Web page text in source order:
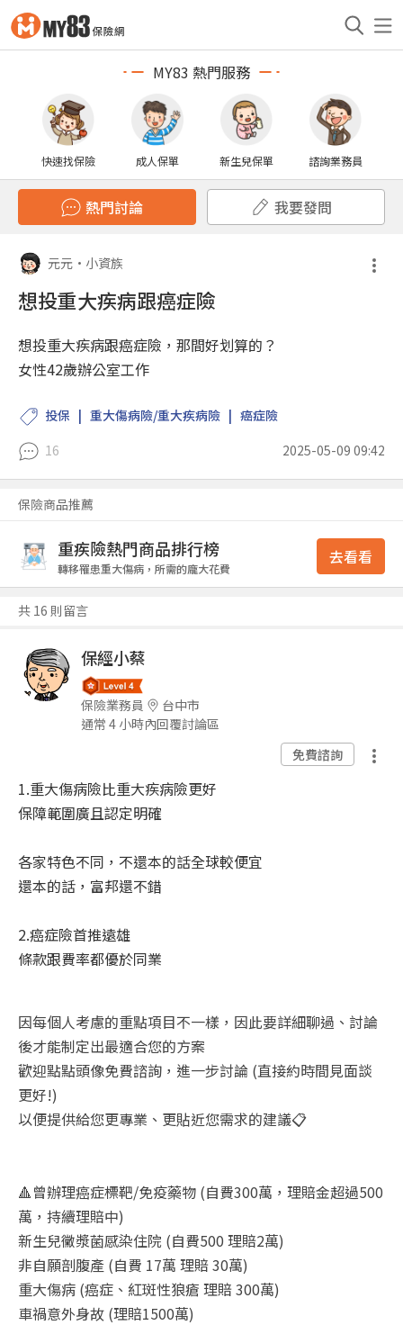
MY83 熱門服務
快速找保險 成人保單 新生兒保單 諮詢業務員
熱門討論 我要發問
元元 • 小資族
想投重大疾病跟癌症險
想投重大疾病跟癌症險，那間好划算的？
女性42歲辦公室工作
投保 重大傷病險/重大疾病險
癌症險
16
2025-05-09 09:42
保險商品推薦
重疾險熱門商品排行榜
轉移罹患重大傷病，所需的龐大花費
去看看
共 16 則留言
保經小蔡
保險業務員
台中市
通常 4 小時內回覆討論區
免費諮詢
1.重大傷病險比重大疾病險更好
保障範圍廣且認定明確
各家特色不同，不還本的話全球較便宜
還本的話，富邦還不錯
2.癌症險首推遠雄
條款跟費率都優於同業
因每個人考慮的重點項目不一樣，因此要詳細聊過、討論
後才能制定出最適合您的方案
歡迎點點頭像免費諮詢，進一步討論 (直接約時間見面談
更好!)
以便提供給您更專業、更貼近您需求的建議📋
🔺️曾辦理癌症標靶/免疫藥物 (自費300萬，理賠金超過500
萬，持續理賠中)
新生兒黴漿菌感染住院 (自費500 理賠2萬)
非自願剖腹產 (自費 17萬 理賠30萬)
重大傷病 (癌症、紅斑性狼瘡 理賠300萬)
車禍意外身故 (理賠1500萬)